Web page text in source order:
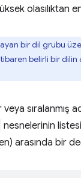
olasılıktan
bir dil grubu
belirli bir dilin
sıralanmış
nesnelerinin
arasında bir